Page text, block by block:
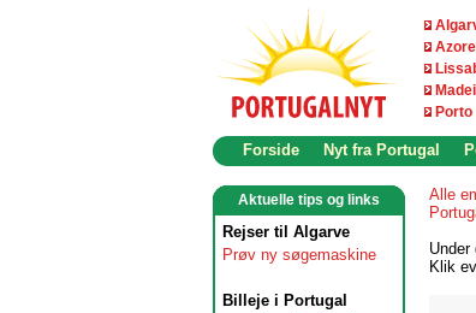
Porto
Forside Nyt fra Portugal
Aktuelle tips og links
Rejser til Algarve
Prøv ny søgemaskine
Billeje i Portugal
Alle
Under
Klik